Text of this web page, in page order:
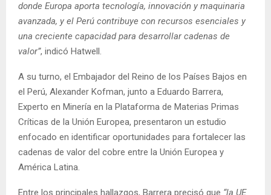
donde Europa aporta tecnología, innovación y maquinaria
avanzada, y el Perú contribuye con recursos esenciales y
una creciente capacidad para desarrollar cadenas de
valor”, indicó Hatwell.
A su turno, el Embajador del Reino de los Países Bajos en
el Perú, Alexander Kofman, junto a Eduardo Barrera,
Experto en Minería en la Plataforma de Materias Primas
Críticas de la Unión Europea, presentaron un estudio
enfocado en identificar oportunidades para fortalecer las
cadenas de valor del cobre entre la Unión Europea y
América Latina.
Entre los principales hallazgos, Barrera precisó que “la UE